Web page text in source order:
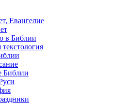
Евангелие
в Библии
Библии